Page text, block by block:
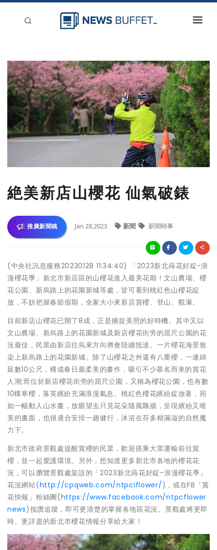
新聞稿分類
登入
刊登
絶美新店山櫻花 仙氣破錶
推廣新聞稿 Jan 28,2023 新聞 新聞時事
(中央社訊息服務20230128 11:34:40) 「2023新北蒔花好綻-浪
漫櫻花季」新北市新店區的山櫻花進入最美花期！文山農場、櫻
花公園、新烏路上的花園新城等處，皆可看到桃紅色山櫻花綻
放，不妨把握春節假期，全家大小來新店賞櫻、登山、觀瀑。
目前新店山櫻花已開了8成，正是捕捉美照的好時機。其中又以
文山農場、新烏路上的花園新城及新店櫻花街旁的屈尺公園的花
況最佳，民眾由新店往烏來方向將會陸續抵達。一片櫻花海景致
染上新烏路上的花園新城。除了山櫻花之外還有八重櫻，一連綿
延數10公尺，構成春日最柔美的畫作，吸引不少慕名而來的賞花
人潮;而位於新店櫻花街旁的屈尺公園，又稱為櫻花公園，也有數
10棵寒櫻，落英繽紛充滿浪漫氣息。桃紅色櫻花繽紛綻放著，宛
如一幅動人山水畫，放眼望去只見花朵隨風飄揚，呈現繽紛又唯
美的畫面，也很適合安排一趟健行，沐浴在芬多精滿溢的自然魔
力下。
新北市政府景觀處提醒賞櫻的民眾，歡迎搭乘大眾運輸前往賞
櫻，並一起愛護環境。另外，想知道更多新北市各地的櫻花花
況，可以瀏覽景觀處架設的「2023新北蒔花好綻-浪漫櫻花季」
花況網站(http://cpqweb.com/ntpciflower/)，或在FB「賞
花快報」粉絲團(https://www.facebook.com/ntpcflower
news)按讚追蹤，即可更清楚的掌握各地區花況。景觀處將更即
時、更詳盡的新北市櫻花情報分享給大家！